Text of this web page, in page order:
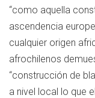
“como aquella
ascendencia
cualquier origen
afrochilenos
“construcción de
a nivel local lo que